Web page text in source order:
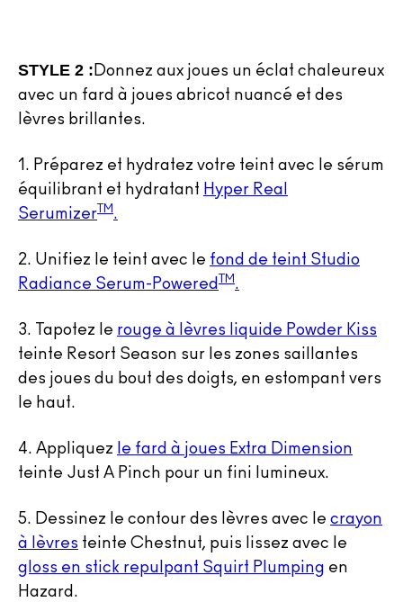
STYLE 2 : Donnez aux joues un éclat chaleureux
avec un fard à joues abricot nuancé et des
lèvres brillantes.
1. Préparez et hydratez votre teint avec le sérum
équilibrant et hydratant Hyper Real
Serumizer TM .
2. Unifiez le teint avec le fond de teint Studio
Radiance Serum-Powered
TM .
3. Tapotez le rouge à lèvres liquide Powder Kiss
teinte Resort Season sur les zones saillantes
des joues du bout des doigts, en estompant vers
le haut.
4. Appliquez
le fard à joues Extra Dimension
teinte Just A Pinch pour un fini lumineux.
5. Dessinez le contour des lèvres avec le crayon
à lèvres teinte Chestnut, puis lissez avec le
gloss en stick repulpant Squirt Plumping en
Hazard.